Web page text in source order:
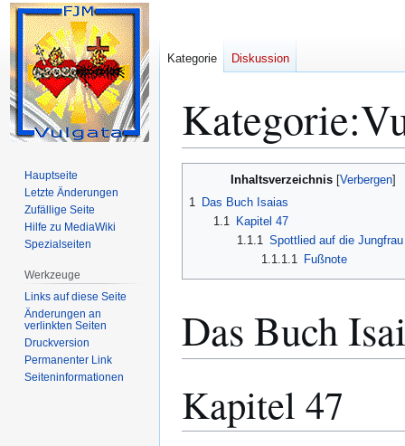
Kategorie:
Inhaltsverzeichnis
1 Das Buch Isaias
1.1
Kapitel 47
1.1.1 Spottlied auf die
1.1.1.1
Fußnote
Das Buch
Kapitel 47
Kategorie Diskussion
Hauptseite
Letzte Änderungen
Zufällige Seite
Hilfe zu MediaWiki
Spezialseiten
Werkzeuge
Links auf diese Seite
Änderungen an
verlinkten Seiten
Druckversion
Permanenter Link
Seiten­­informationen